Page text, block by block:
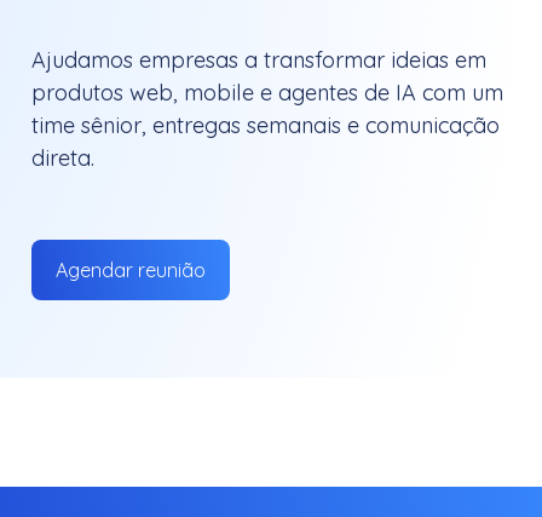
Ajudamos empresas a transformar ideias em
produtos web, mobile e agentes de IA com um
time sênior, entregas semanais e comunicação
direta.
Agendar reunião